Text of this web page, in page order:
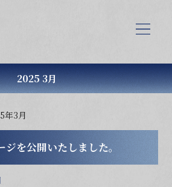
2025 3月
年3月
ジを公開いたしました。